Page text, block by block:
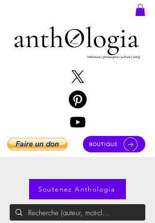
BOUTIQUE
Soutenez Anthologia